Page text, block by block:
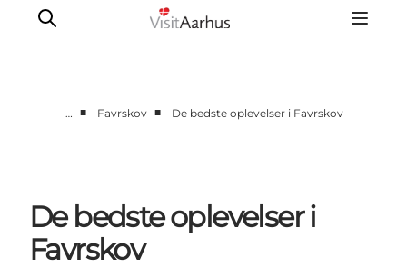
Djursland
Randers
Silkeborg
… ■ Favrskov ■ De bedste oplevelser i Favrskov
De bedste oplevelser i
Favrskov